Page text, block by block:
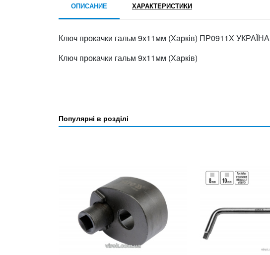
ОПИСАНИЕ ХАРАКТЕРИСТИКИ
Ключ прокачки гальм 9х11мм (Харків) ПР0911Х УКРАЇНА
Ключ прокачки гальм 9х11мм (Харків)
Популярні в розділі